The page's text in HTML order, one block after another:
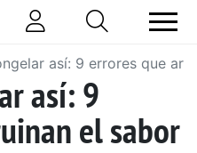
así: 9 errores que
así: 9
el sabor